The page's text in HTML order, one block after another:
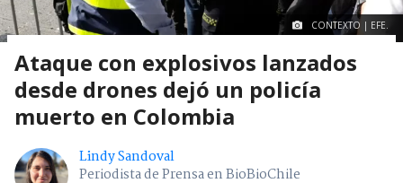
CONTEXTO | EFE.
Ataque con explosivos lanzados
desde drones dejó un policía
muerto en Colombia
Lindy Sandoval
Periodista de Prensa en BioBioChile